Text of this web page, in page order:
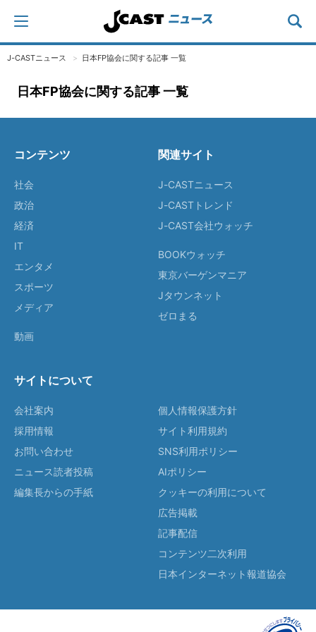
J-CASTニュース 日本FP協会に関する記事 一覧
日本FP協会に関する記事 一覧
コンテンツ
社会
政治
経済
IT
エンタメ
スポーツ
メディア
動画
関連サイト
J-CASTニュース
J-CASTトレンド
J-CAST会社ウォッチ
BOOKウォッチ
東京バーゲンマニア
Jタウンネット
ゼロまる
サイトについて
会社案内
採用情報
お問い合わせ
ニュース読者投稿
編集長からの手紙
個人情報保護方針
サイト利用規約
SNS利用ポリシー
AIポリシー
クッキーの利用について
広告掲載
記事配信
コンテンツ二次利用
日本インターネット報道協会